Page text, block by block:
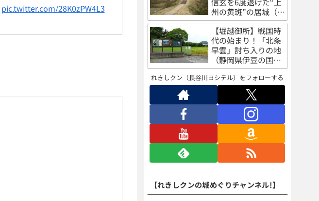
pic.twitter.com/28K0zPW4L3
州の黄斑”の居城（群
馬県高崎市）
【堀越御所】戦国時
代の始まり！「北条
早雲」討ち入りの地
（静岡県伊豆の国
市）
れきしクン（長谷川ヨシテル）をフォローする
【れきしクンの城めぐりチャンネル!】